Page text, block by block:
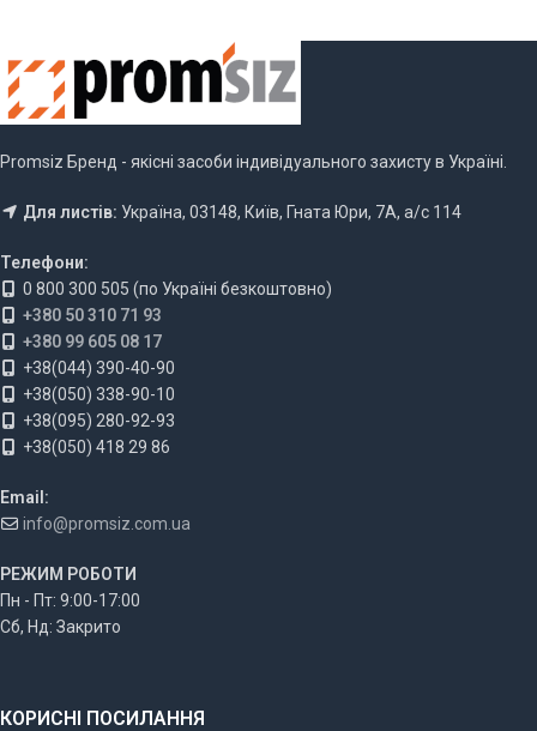
Promsiz Бренд - якісні засоби індивідуального захисту в Україні.
Для листів: Україна, 03148, Київ, Гната Юри, 7А, а/с 114
Телефони:
0 800 300 505 (по Україні безкоштовно)
+380 50 310 71 93
+380 99 605 08 17
+38(044) 390-40-90
+38(050) 338-90-10
+38(095) 280-92-93
+38(050) 418 29 86
Email:
info@promsiz.com.ua
РЕЖИМ РОБОТИ
Пн - Пт: 9:00-17:00
Сб, Нд: Закрито
КОРИСНІ ПОСИЛАННЯ